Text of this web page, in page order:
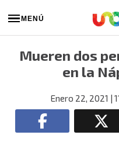
MENÚ
Mueren dos
en la
Enero 22, 2021 |